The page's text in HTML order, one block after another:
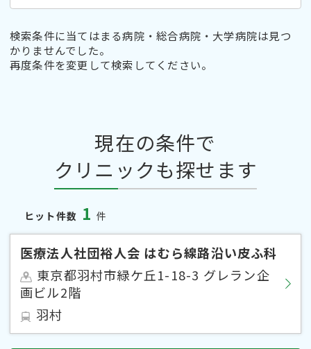
検索条件に当てはまる病院・総合病院・大学病院は見つ
かりませんでした。
再度条件を変更して検索してください。
現在の条件で
クリニックも探せます
ヒット件数 1 件
医療法人社団裕人会 はむら線路沿い皮ふ科
東京都羽村市緑ケ丘1-18-3 グレラン企
画ビル2階
羽村